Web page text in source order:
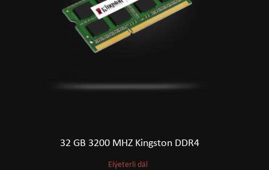
32 GB 3200 MHZ Kingston DDR4
Elýeterli däl